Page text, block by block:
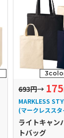
693円→ 175
MARKLESS
(マークレスス
ライトキャン
トバッグ